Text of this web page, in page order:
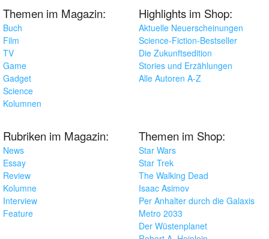
Themen im Magazin:
Buch
Film
TV
Game
Gadget
Science
Kolumnen
Highlights im Shop:
Aktuelle Neuerscheinungen
Science-Fiction-Bestseller
Die Zukunftsedition
Stories und Erzählungen
Alle Autoren A-Z
Rubriken im Magazin:
News
Essay
Review
Kolumne
Interview
Feature
Themen im Shop:
Star Wars
Star Trek
The Walking Dead
Isaac Asimov
Per Anhalter durch die Galaxis
Metro 2033
Der Wüstenplanet